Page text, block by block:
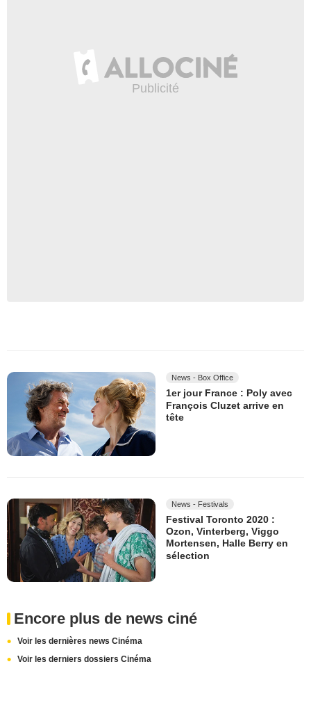
News - Box Office
1er jour France : Poly avec
François Cluzet arrive en
tête
News - Festivals
Festival Toronto 2020 :
Ozon, Vinterberg, Viggo
Mortensen, Halle Berry en
sélection
Encore plus de news ciné
Voir les dernières news Cinéma
Voir les derniers dossiers Cinéma